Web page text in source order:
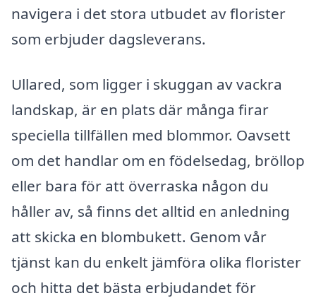
navigera i det stora utbudet av florister
som erbjuder dagsleverans.
Ullared, som ligger i skuggan av vackra
landskap, är en plats där många firar
speciella tillfällen med blommor. Oavsett
om det handlar om en födelsedag, bröllop
eller bara för att överraska någon du
håller av, så finns det alltid en anledning
att skicka en blombukett. Genom vår
tjänst kan du enkelt jämföra olika florister
och hitta det bästa erbjudandet för